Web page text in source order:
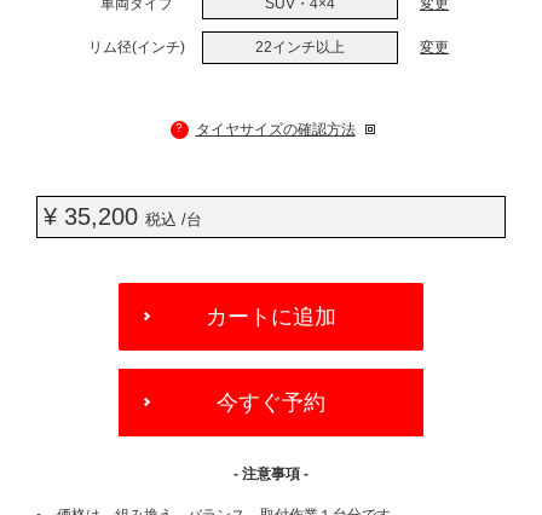
リム径(インチ) 22インチ以上 変更
? タイヤサイズの確認方法
¥ 35,200 税込 /台
OPTIONS
カートに追加
今すぐ予約
- 注意事項 -